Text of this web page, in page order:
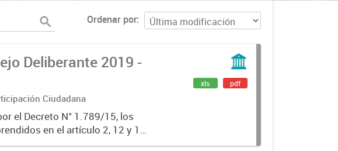
Ordenar por
Deliberante 2019 -
Ciudadana
el Decreto N° 1.789/15, los
en el artículo 2, 12 y 13
presentar la Declaración
xls pdf